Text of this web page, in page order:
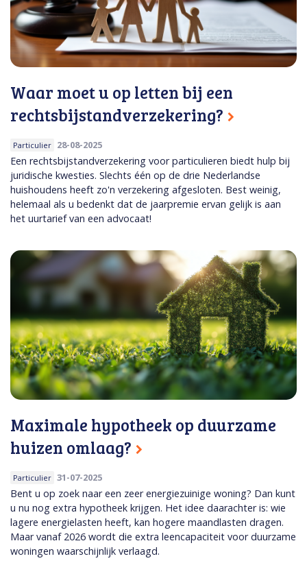
Waar moet u op letten bij een
rechtsbijstandverzekering?
Particulier 28-08-2025
Een rechtsbijstandverzekering voor particulieren biedt hulp bij
juridische kwesties. Slechts één op de drie Nederlandse
huishoudens heeft zo'n verzekering afgesloten. Best weinig,
helemaal als u bedenkt dat de jaarpremie ervan gelijk is aan
het uurtarief van een advocaat!
Maximale hypotheek op duurzame
huizen omlaag?
Particulier 31-07-2025
Bent u op zoek naar een zeer energiezuinige woning? Dan kunt
u nu nog extra hypotheek krijgen. Het idee daarachter is: wie
lagere energielasten heeft, kan hogere maandlasten dragen.
Maar vanaf 2026 wordt die extra leencapaciteit voor duurzame
woningen waarschijnlijk verlaagd.